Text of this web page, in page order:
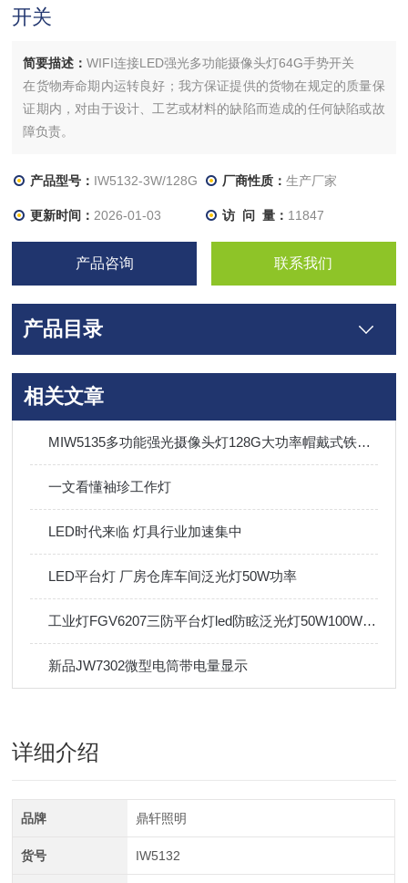
开关
简要描述：WIFI连接LED强光多功能摄像头灯64G手势开关
在货物寿命期内运转良好；我方保证提供的货物在规定的质量保
证期内，对由于设计、工艺或材料的缺陷而造成的任何缺陷或故
障负责。
产品型号： IW5132-3W/128G 厂商性质： 生产厂家
更新时间： 2026-01-03 访 问 量： 11847
产品咨询 联系我们
产品目录
相关文章
MIW5135多功能强光摄像头灯128G大功率帽戴式铁路检修灯
一文看懂袖珍工作灯
LED时代来临 灯具行业加速集中
LED平台灯 厂房仓库车间泛光灯50W功率
工业灯FGV6207三防平台灯led防眩泛光灯50W100W立杆弯杆壁装
新品JW7302微型电筒带电量显示
详细介绍
品牌 鼎轩照明
货号 IW5132